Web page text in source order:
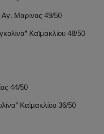
Αγ. Μαρίνας 49/50
Καϊμακλίου 48/50
44/50
Καϊμακλίου 36/50